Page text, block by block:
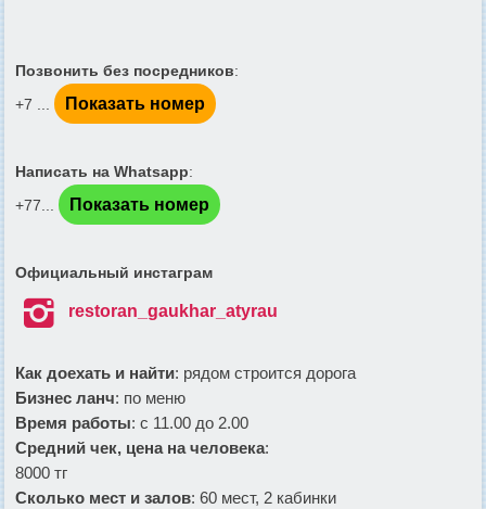
Позвонить без посредников:
+7 ...
Показать номер
Написать на Whatsapp:
+77...
Показать номер
Официальный инстаграм
 restoran_gaukhar_atyrau
Как доехать и найти: рядом строится дорога
Бизнес ланч: по меню
Время работы: с 11.00 до 2.00
Средний чек, цена на человека:
8000 тг
Сколько мест и залов: 60 мест, 2 кабинки